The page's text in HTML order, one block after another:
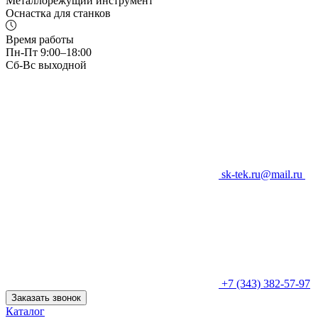
Оснастка для станков
Время работы
Пн-Пт 9:00–18:00
Сб-Вс выходной
sk-tek.ru@mail.ru
+7 (343) 382-57-97
Заказать звонок
Каталог